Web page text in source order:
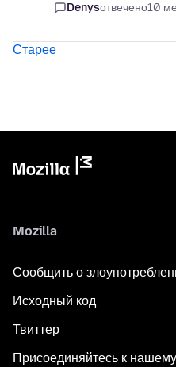
Denysотвечено10
Старее
Mozilla
Сообщить о
Исходный код
Твиттер
Присоединяйтесь к